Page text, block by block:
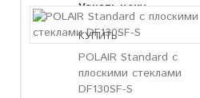
Узнать цену
POLAIR Standard с
плоскими стеклами
DF130SF-S